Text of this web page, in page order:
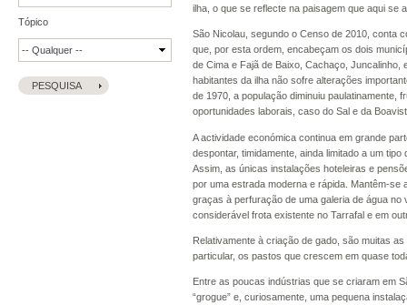
Tópico
ilha, o que se reflecte na paisagem que aqui se
São Nicolau, segundo o Censo de 2010, conta
que, por esta ordem, encabeçam os dois
de Cima e Fajã de Baixo, Cachaço,
habitantes da ilha não sofre alterações
de 1970, a população diminuiu paulatinamente,
oportunidades laborais, caso do Sal e da
A actividade económica continua em grande
despontar, timidamente, ainda limitado a um
Assim, as únicas instalações hoteleiras e
por uma estrada moderna e rápida. Mantêm-se
graças à perfuração de uma galeria de água
considerável frota existente no Tarrafal e em
Relativamente à criação de gado, são muitas
particular, os pastos que crescem em quase
Entre as poucas indústrias que se criaram em
“grogue” e, curiosamente, uma pequena